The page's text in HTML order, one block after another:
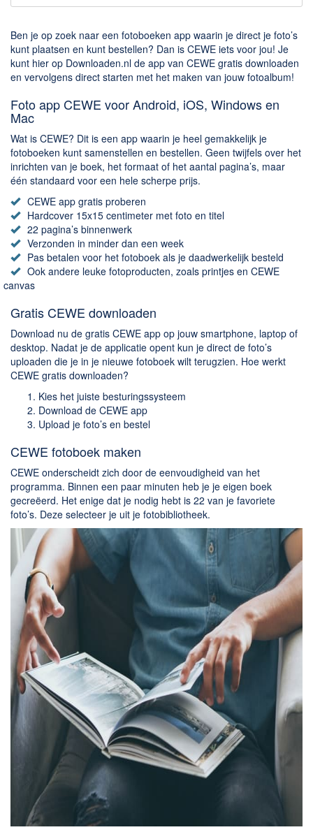
Onderhoud & Veiligheid
Computer opschonen
Veilig online
Productiviteit
Adresboek en contacten
Planning en organisatie
Tekst en Administratie
Overige
Algemeen
Chatten en bellen
Dating apps
Rar en Zip (Compressie - Unzip)
Shopping
Spelletjes en Games
Webbrowsers
Ben je op zoek naar een fotoboeken app waarin je direct je foto’s
kunt plaatsen en kunt bestellen? Dan is CEWE iets voor jou! Je
kunt hier op Downloaden.nl de app van CEWE gratis downloaden
en vervolgens direct starten met het maken van jouw fotoalbum!
Foto app CEWE voor Android, iOS, Windows en
Mac
Wat is CEWE? Dit is een app waarin je heel gemakkelijk je
fotoboeken kunt samenstellen en bestellen. Geen twijfels over het
inrichten van je boek, het formaat of het aantal pagina’s, maar
één standaard voor een hele scherpe prijs.
CEWE app gratis proberen
Hardcover 15x15 centimeter met foto en titel
22 pagina’s binnenwerk
Verzonden in minder dan een week
Pas betalen voor het fotoboek als je daadwerkelijk besteld
Ook andere leuke fotoproducten, zoals printjes en CEWE
canvas
Gratis CEWE downloaden
Download nu de gratis CEWE app op jouw smartphone, laptop of
desktop. Nadat je de applicatie opent kun je direct de foto’s
uploaden die je in je nieuwe fotoboek wilt terugzien. Hoe werkt
CEWE gratis downloaden?
Kies het juiste besturingssysteem
Download de CEWE app
Upload je foto’s en bestel
CEWE fotoboek maken
CEWE onderscheidt zich door de eenvoudigheid van het
programma. Binnen een paar minuten heb je je eigen boek
gecreëerd. Het enige dat je nodig hebt is 22 van je favoriete
foto’s. Deze selecteer je uit je fotobibliotheek.